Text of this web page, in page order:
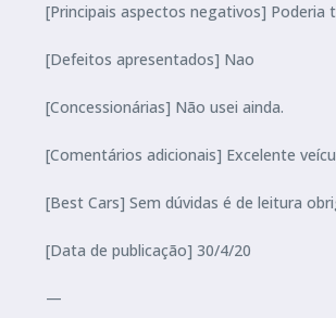
[Principais aspectos negativos] Poderia
[Defeitos apresentados] Nao
[Concessionárias] Não usei ainda.
[Comentários adicionais] Excelente
[Best Cars] Sem dúvidas é de leitura
[Data de publicação] 30/4/20
—